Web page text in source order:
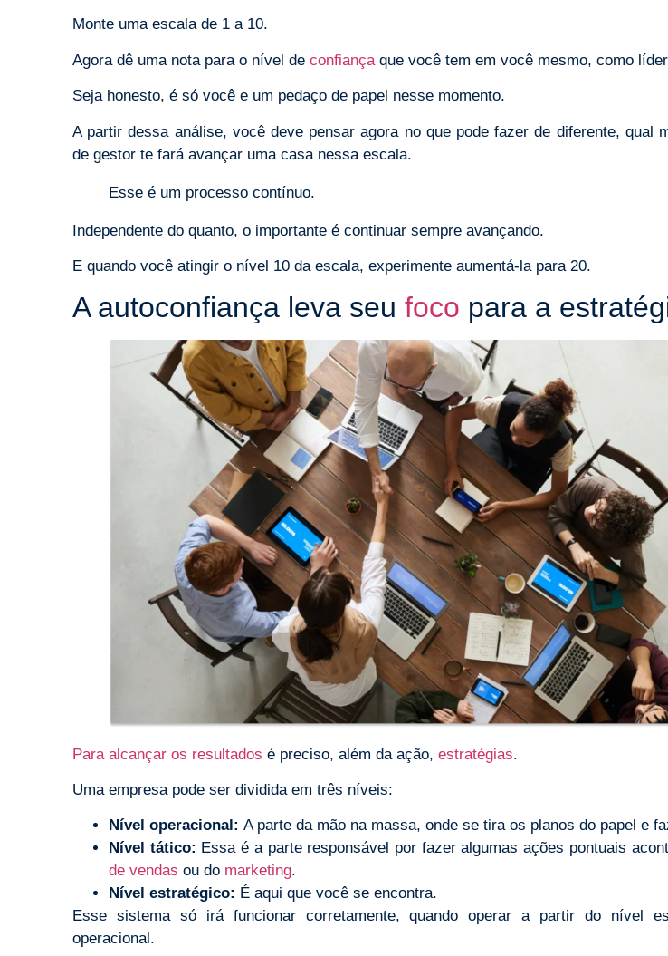
Monte uma escala de 1 a 10.
Agora dê uma nota para o nível de confiança que você tem em você mesmo, como
Seja honesto, é só você e um pedaço de papel nesse momento.
A partir dessa análise, você deve pensar agora no que pode fazer de diferente, qual
de gestor te fará avançar uma casa nessa escala.
Esse é um processo contínuo.
Independente do quanto, o importante é continuar sempre avançando.
E quando você atingir o nível 10 da escala, experimente aumentá-la para 20.
A autoconfiança leva seu foco para a
Para alcançar os resultados é preciso, além da ação, estratégias.
Uma empresa pode ser dividida em três níveis:
Nível operacional: A parte da mão na massa, onde se tira os planos do papel e
Nível tático: Essa é a parte responsável por fazer algumas ações pontuais
de vendas ou do marketing.
Nível estratégico: É aqui que você se encontra.
Esse sistema só irá funcionar corretamente, quando operar a partir do nível
operacional.